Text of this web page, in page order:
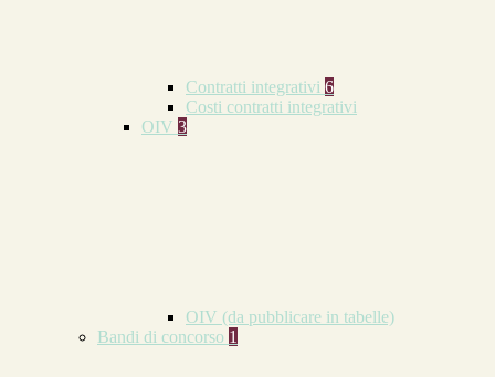
Contratti integrativi 6
Costi contratti integrativi
OIV 3
OIV (da pubblicare in tabelle)
Bandi di concorso 1